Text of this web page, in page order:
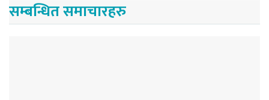
सम्बन्धित समाचारहरु